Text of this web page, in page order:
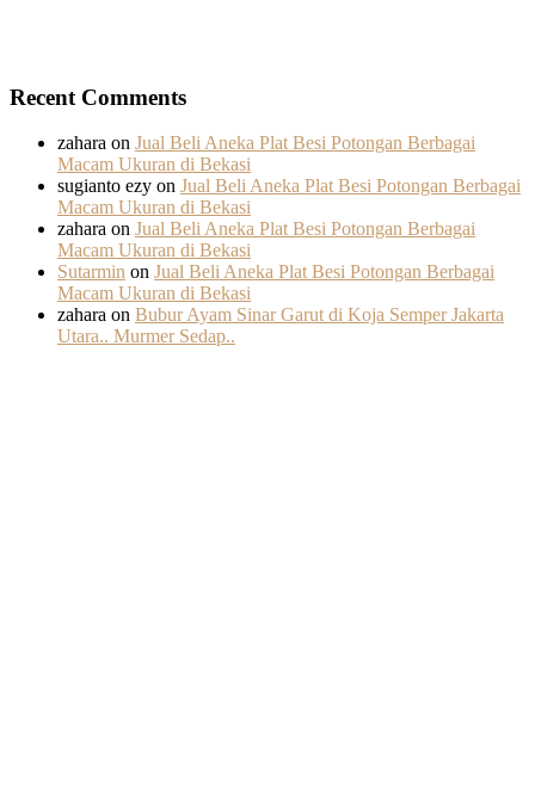
Recent Comments
zahara on Jual Beli Aneka Plat Besi Potongan Berbagai
Macam Ukuran di Bekasi
sugianto ezy on Jual Beli Aneka Plat Besi Potongan Berbagai
Macam Ukuran di Bekasi
zahara on Jual Beli Aneka Plat Besi Potongan Berbagai
Macam Ukuran di Bekasi
Sutarmin on Jual Beli Aneka Plat Besi Potongan Berbagai
Macam Ukuran di Bekasi
zahara on Bubur Ayam Sinar Garut di Koja Semper Jakarta
Utara.. Murmer Sedap..